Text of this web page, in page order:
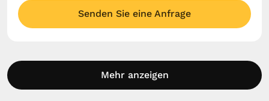
Senden Sie eine Anfrage
Mehr anzeigen